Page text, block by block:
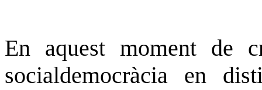
En aquest moment de
socialdemocràcia en